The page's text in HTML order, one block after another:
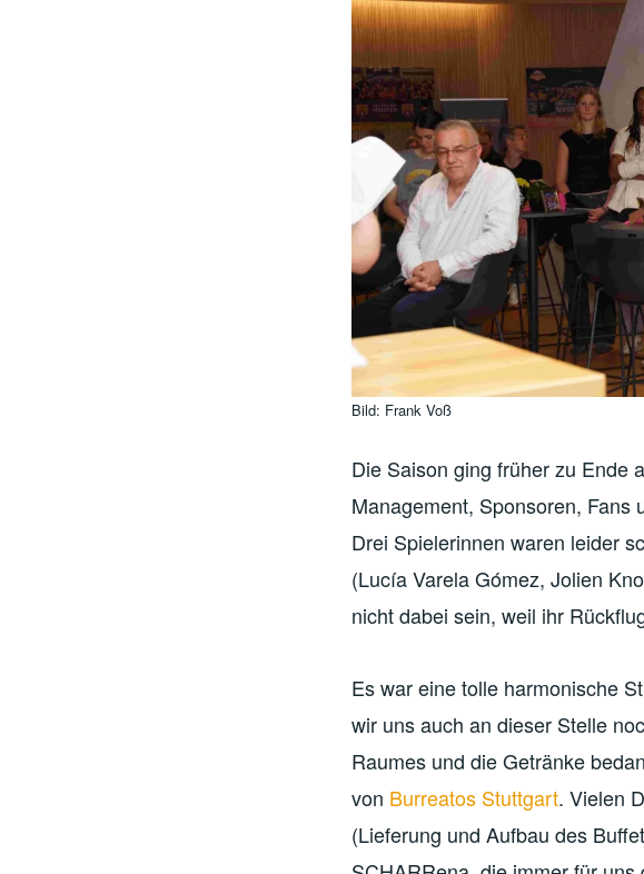
Bild: Frank Voß
Die Saison ging früher zu Ende
Management, Sponsoren, Fans
Drei Spielerinnen waren leider
(Lucía Varela Gómez, Jolien
nicht dabei sein, weil ihr
Es war eine tolle harmonische
wir uns auch an dieser Stelle
Raumes und die Getränke
von Burreatos Stuttgart. Vielen
(Lieferung und Aufbau des